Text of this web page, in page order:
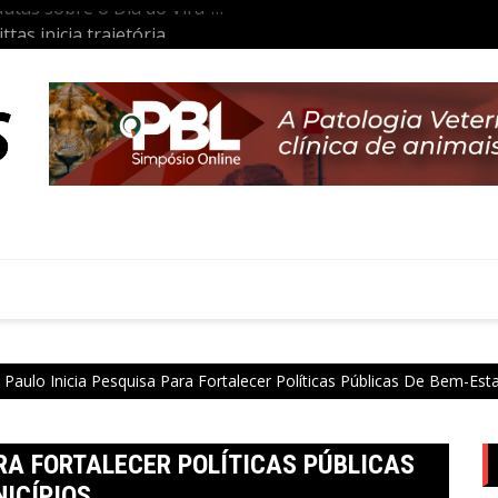
inicia trajetória
Paulo Inicia Pesquisa Para Fortalecer Políticas Públicas De Bem-
FORTALECER POLÍTICAS PÚBLICAS